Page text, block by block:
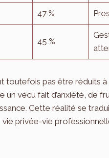
47 %
45 %
toutefois pas être réduits
un vécu fait d’anxiété, de
Cette réalité se
vie privée-vie